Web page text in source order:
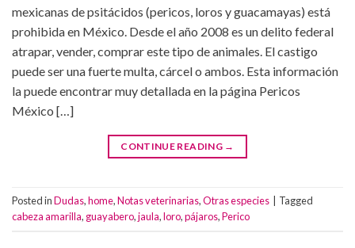
mexicanas de psitácidos (pericos, loros y guacamayas) está
prohibida en México. Desde el año 2008 es un delito federal
atrapar, vender, comprar este tipo de animales. El castigo
puede ser una fuerte multa, cárcel o ambos. Esta información
la puede encontrar muy detallada en la página Pericos
México […]
CONTINUE READING →
Posted inDudas,home,Notas veterinarias,Otras especies
Tagged
cabeza amarilla, guayabero,jaula,loro,pájaros,Perico